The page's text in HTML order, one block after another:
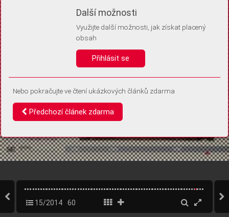
Identifikátor je zcela anonymní.
Vaše souhlasy a odmítnutí si ukládáme do vašeho zařízení, abychom se
vás už příště znovu neptali. Můžete je kdykoli později upravit ve Správě
15/2014 60
Další možnosti
Využijte další možnosti, jak získat placený
obsah
Přihlásit se
Nebo pokračujte ve čtení ukázkových článků zdarma
Předchozí článek zdarma